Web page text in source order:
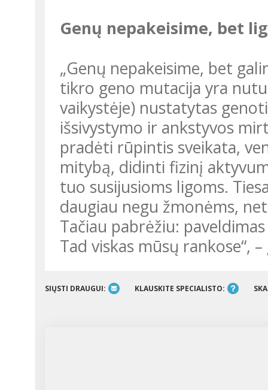
Genų nepakeisime, bet
„Genų nepakeisime, bet galime pakeisti gyvenseną. Jeigu tam
tikro geno mutacija yra
vaikystėje) nustatytas
išsivystymo ir ankstyvos
pradėti rūpintis sveikata,
mitybą, didinti fizinį
tuo susijusioms ligoms.
daugiau negu žmonėms,
Tačiau pabrėžiu:
Tad viskas mūsų rankose“,
SIŲSTI DRAUGUI: KLAUSKITE SPECIALISTO: